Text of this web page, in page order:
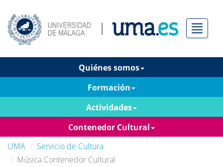
Menú
Quiénes somos
Formación
Actividades
Contenedor Cultural
UMA
Servicio de Cultura
Música Contenedor Cultural